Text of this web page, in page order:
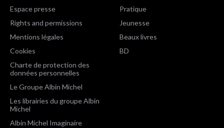
Espace presse
Rights and permissions
Mentions légales
Cookies
Charte de protection des
données personnelles
Le Groupe Albin Michel
Les librairies du groupe Albin
Michel
Albin Michel Imaginaire
Pratique
Jeunesse
Beaux livres
BD